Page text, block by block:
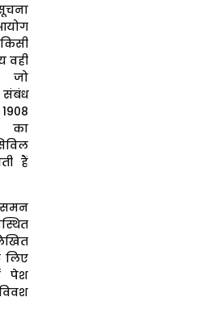
वही
जो
संबंध
का
हैं
समन
लिए
पेश